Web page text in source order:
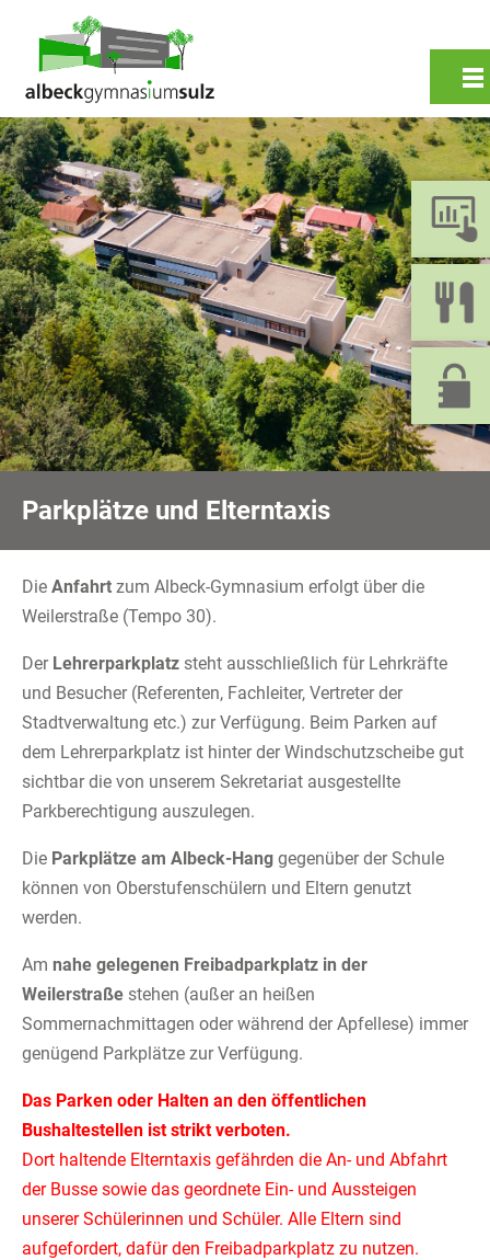
Parkplätze und Elterntaxis
Die Anfahrt zum Albeck-Gymnasium erfolgt über die
Weilerstraße (Tempo 30).
Der Lehrerparkplatz steht ausschließlich für Lehrkräfte
und Besucher (Referenten, Fachleiter, Vertreter der
Stadtverwaltung etc.) zur Verfügung. Beim Parken auf
dem Lehrerparkplatz ist hinter der Windschutzscheibe gut
sichtbar die von unserem Sekretariat ausgestellte
Parkberechtigung auszulegen.
Die Parkplätze am Albeck-Hang gegenüber der Schule
können von Oberstufenschülern und Eltern genutzt
werden.
Am nahe gelegenen Freibadparkplatz in der
Weilerstraße stehen (außer an heißen
Sommernachmittagen oder während der Apfellese) immer
genügend Parkplätze zur Verfügung.
Das Parken oder Halten an den öffentlichen
Bushaltestellen ist strikt verboten.
Dort haltende Elterntaxis gefährden die An- und Abfahrt
der Busse sowie das geordnete Ein- und Aussteigen
unserer Schülerinnen und Schüler. Alle Eltern sind
aufgefordert, dafür den Freibadparkplatz zu nutzen.